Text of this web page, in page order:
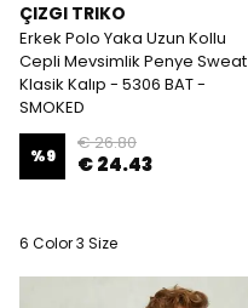
ÇIZGI TRIKO
Erkek Polo Yaka Uzun Kollu
Cepli Mevsimlik Penye Sweat
Klasik Kalıp - 5306 BAT -
SMOKED
%9
€ 26.80
€ 24.43
6 Color 3 Size